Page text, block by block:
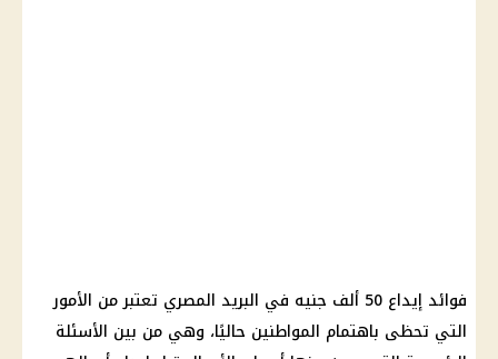
فوائد إيداع 50 ألف جنيه في البريد المصري تعتبر من الأمور
التي تحظى باهتمام المواطنين حاليًا، وهي من بين الأسئلة